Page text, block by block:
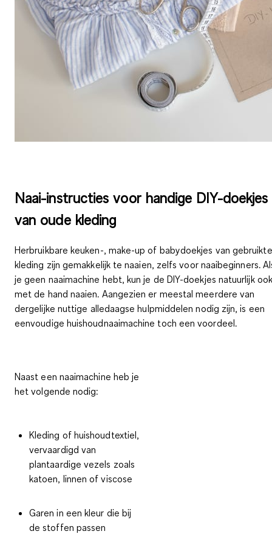
Naai-instructies voor handige DIY-doekjes
van oude kleding
Herbruikbare keuken-, make-up of babydoekjes van gebruikte
kleding zijn gemakkelijk te naaien, zelfs voor naaibeginners.
je geen naaimachine hebt, kun je de DIY-doekjes natuurlijk ook
met de hand naaien. Aangezien er meestal meerdere van
dergelijke nuttige alledaagse hulpmiddelen nodig zijn, is een
eenvoudige huishoudnaaimachine toch een voordeel.
Naast een naaimachine heb je
het volgende nodig:
Kleding of huishoudtextiel,
vervaardigd van
plantaardige vezels zoals
katoen, linnen of viscose
Garen in een kleur die bij
de stoffen passen